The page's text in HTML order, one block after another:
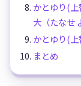
かとゆり(
大（たなせ
かとゆり(
まとめ